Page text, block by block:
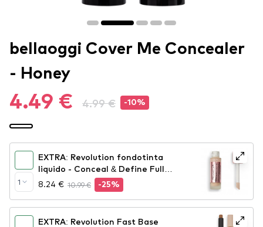
bellaoggi Cover Me Concealer
- Honey
4.49 € 4.99 € -10%
1
EXTRA: Revolution fondotinta
liquido - Conceal & Define Full
Coverage Foundation - F4
8.24 € 10.99 € -25%
EXTRA: Revolution Fast Base